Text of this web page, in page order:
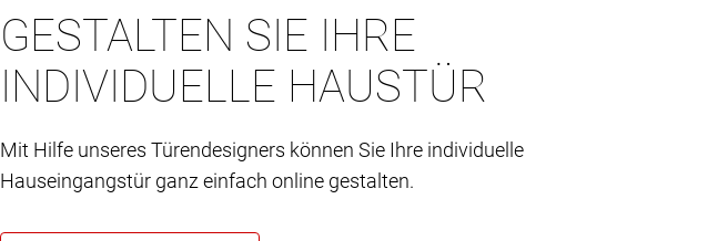
GESTALTEN SIE IHRE
INDIVIDUELLE HAUSTÜR
Mit Hilfe unseres Türendesigners können Sie Ihre individuelle
Hauseingangstür ganz einfach online gestalten.